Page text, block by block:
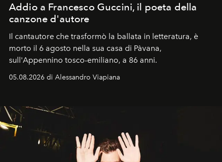
Addio a Francesco Guccini, il poeta della
canzone d'autore
Il cantautore che trasformò la ballata in letteratura, è
morto il 6 agosto nella sua casa di Pàvana,
sull'Appennino tosco-emiliano, a 86 anni.
05.08.2026 di Alessandro Viapiana